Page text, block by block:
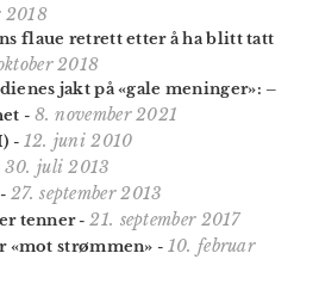
2018
flaue retrett etter å ha blitt tatt
2018
jakt på «gale meninger»: –
- 8. november 2021
- 12. juni 2010
30. juli 2013
- 27. september 2013
tenner- 21. september 2017
«mot strømmen» - 10. februar